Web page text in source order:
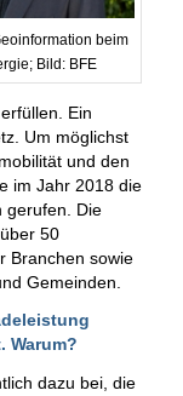
beim
Bild: BFE
Ein
Um möglichst
und den
im Jahr 2018 die
gerufen. Die
50
Branchen sowie
Gemeinden.
Warum?
dazu bei, die